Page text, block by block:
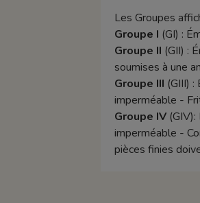
Les Groupes
Groupe I (GI) :
Groupe II (GII) :
soumises à une
Groupe III (GIII)
imperméable -
Groupe IV(GIV):
imperméable -
pièces finies